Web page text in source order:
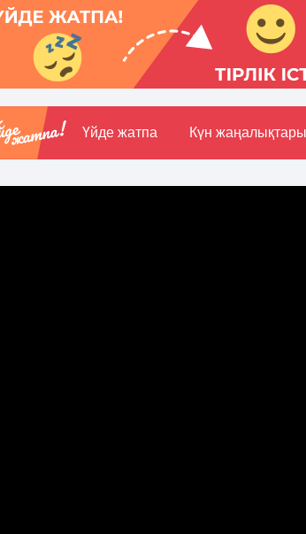
Үйде жатпа Күн жаңалықтары